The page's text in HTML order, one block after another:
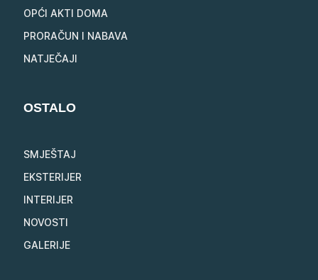
OPĆI AKTI DOMA
PRORAČUN I NABAVA
NATJEČAJI
OSTALO
SMJEŠTAJ
EKSTERIJER
INTERIJER
NOVOSTI
GALERIJE